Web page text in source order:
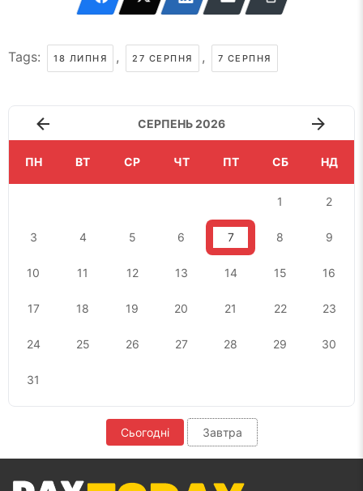
Tags: 18 ЛИПНЯ , 27 СЕРПНЯ , 7 СЕРПНЯ
СЕРПЕНЬ 2026
ПН ВТ СР ЧТ ПТ СБ НД
1 2
3 4 5 6 7 8 9
10 11 12 13 14 15 16
17 18 19 20 21 22 23
24 25 26 27 28 29 30
31
Сьогодні Завтра